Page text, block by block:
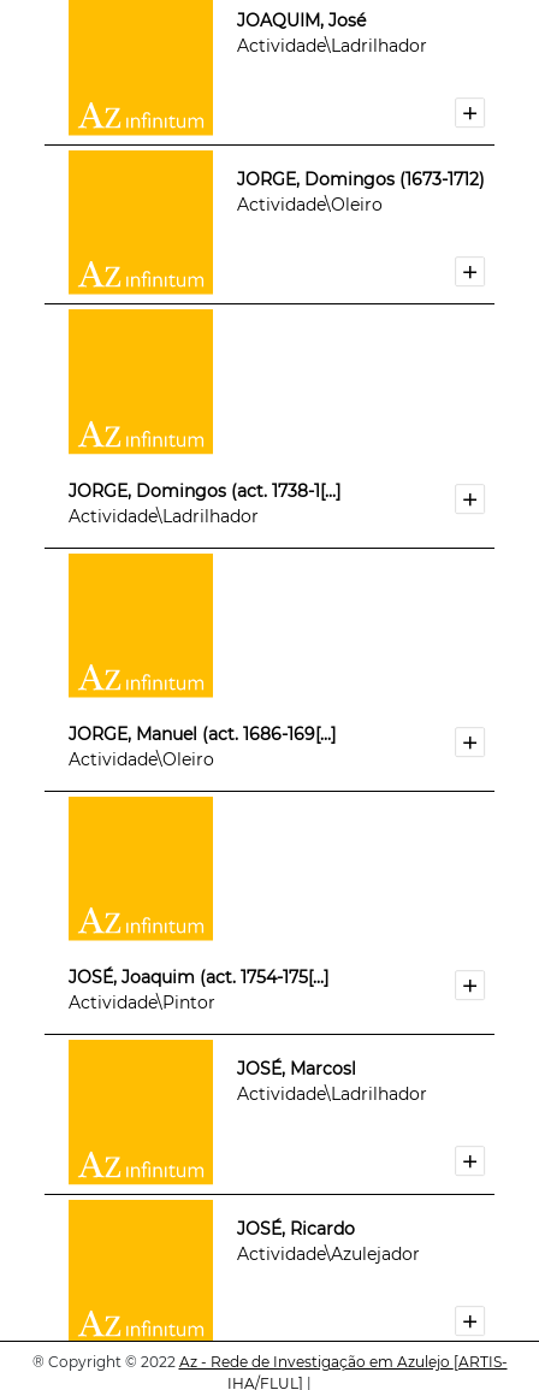
JOAQUIM, José
Actividade\Ladrilhador
JORGE, Domingos (1673-1712)
Actividade\Oleiro
JORGE, Domingos (act. 1738-1[...]
Actividade\Ladrilhador
JORGE, Manuel (act. 1686-169[...]
Actividade\Oleiro
JOSÉ, Joaquim (act. 1754-175[...]
Actividade\Pintor
JOSÉ, Marcosl
Actividade\Ladrilhador
JOSÉ, Ricardo
Actividade\Azulejador
® Copyright © 2022 Az - Rede de Investigação em Azulejo [ARTIS-
IHA/FLUL]